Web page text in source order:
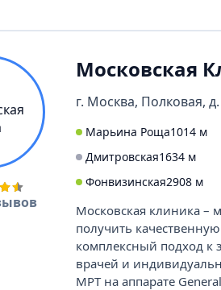
Московская
г. Москва, Полковая,
Марьина Роща1014 м
Дмитровская1634 м
Фонвизинская2908 м
Московская клиника –
получить
комплексный подход к
врачей и
МРТ на аппарате